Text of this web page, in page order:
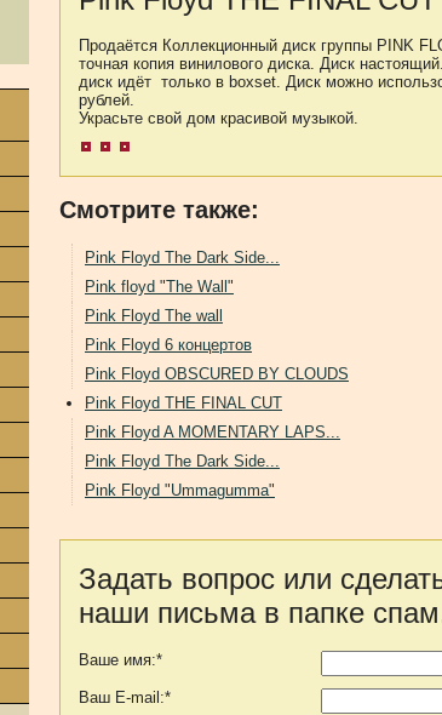
Продаётся Коллекционный диск группы PINK
точная копия винилового диска. Диск
диск идёт только в boxset. Диск можно
рублей.
Украсьте свой дом красивой музыкой.
Смотрите также:
Pink Floyd The Dark Side...
Pink floyd "The Wall"
Pink Floyd The wall
Pink Floyd 6 концертов
Pink Floyd OBSCURED BY CLOUDS
Pink Floyd THE FINAL CUT
Pink Floyd A MOMENTARY LAPS...
Pink Floyd The Dark Side...
Pink Floyd "Ummagumma"
Задать вопрос или
наши письма в папке
Ваше имя:*
Ваш E-mail:*